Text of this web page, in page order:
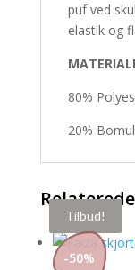
puf ved
elastik og
80%
20%
Tilbud!
-50%
Tilbud!
Tilbud!